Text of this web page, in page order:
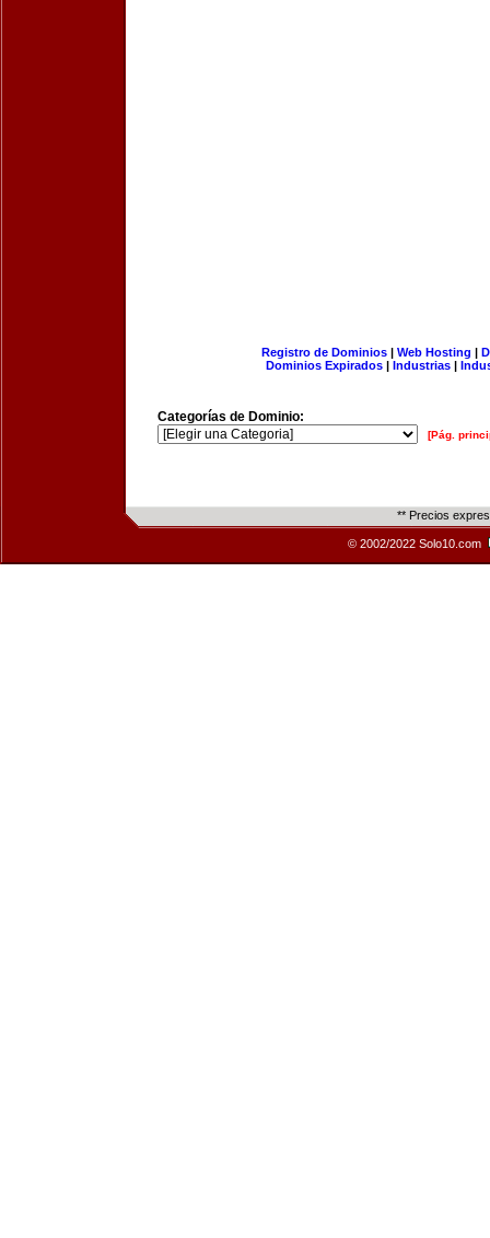
Registro de Dominios| Web Hosting |
Dominios Expirados | Industrias |
Categorías de Dominio:
[Pág.
** Precios
© 2002/2022 Solo10.com